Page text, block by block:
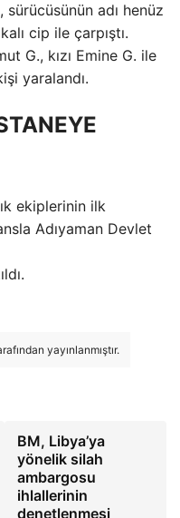
adı henüz
cip ile çarpıştı.
G., kızı Emine G. ile
yaralandı.
ekiplerinin ilk
Adıyaman Devlet
yayınlanmıştır.
BM, Libya’ya
yönelik silah
ambargosu
ihlallerinin
denetlenmesi